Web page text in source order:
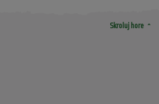
Skroluj hore arrow_drop_up